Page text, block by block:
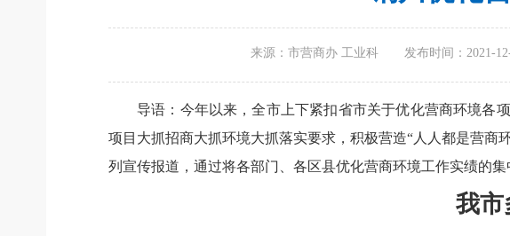
来源：市营商办 工业科 发布时间：2021-
导语：今年以来，全市上下紧扣省市关于优化营商环境各
项目大抓招商大抓环境大抓落实要求，积极营造“人人都是营商
列宣传报道，通过将各部门、各区县优化营商环境工作实绩的
我市